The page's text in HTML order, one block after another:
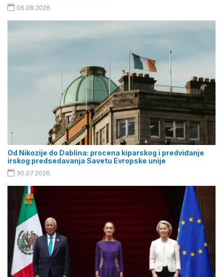
06.08.2026.
Od Nikozije do Dablina: procena kiparskog i predviđanje
irskog predsedavanja Savetu Evropske unije
30.07.2026.